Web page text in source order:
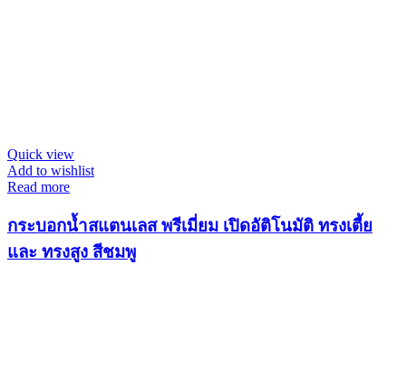
Quick view
Add to wishlist
Read more
กระบอกน้ำสแตนเลส พรีเมี่ยม เปิดอัติโนมัติ ทรงเตี้ย
และ ทรงสูง สีชมพู